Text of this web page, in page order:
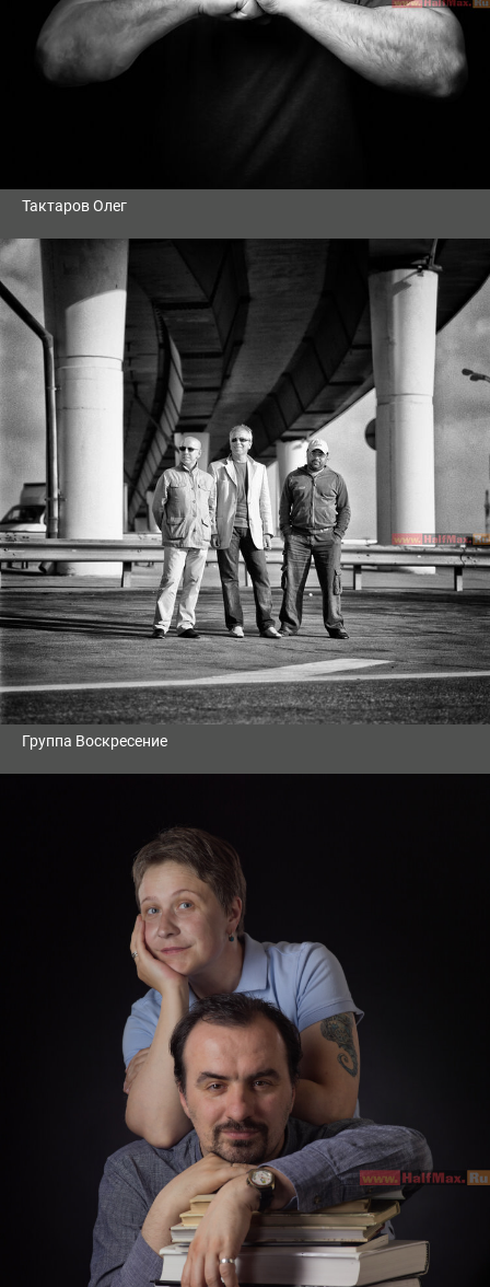
Тактаров Олег
Группа Воскресение